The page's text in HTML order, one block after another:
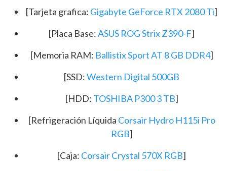
[Tarjeta grafica: Gigabyte GeForce RTX 2080 Ti]
[Placa Base:ASUS ROG Strix Z390-F]
[Memoria RAM: Ballistix Sport AT 8 GB DDR4]
[SSD:Western Digital 500GB
[HDD: TOSHIBA P300 3 TB]
[Refrigeración Líquida Corsair Hydro H115i Pro
RGB]
[Caja: Corsair Crystal 570X RGB]